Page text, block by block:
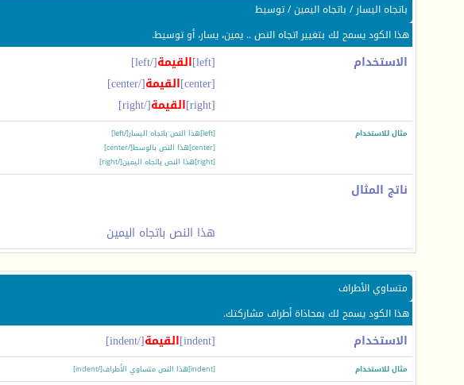
باتجاه اليسار / باتجاه اليمين / توسيط
هذا الكود يسمح لك بتغيير اتجاه النص .. يمين، يسار، أو توسيط.
الاستخدام [left] القيمة[/left]
[center]
القيمة[/center]
[right]
القيمة[/right]
مثال للاستخدام
[left]هذا النص باتجاه اليسار[/left]
[center]هذا النص بالوسط[/center]
[right]هذا النص باتجاه اليمين[/right]
ناتج المثال
هذا النص باتجاه اليمين
متساوي الأطراف
هذا الكود يسمح لك بمحاذاة أطراف مشاركتك.
الاستخدام [indent] القيمة[/indent]
مثال للاستخدام [indent]هذا النص متساوي الأطراف[/indent]